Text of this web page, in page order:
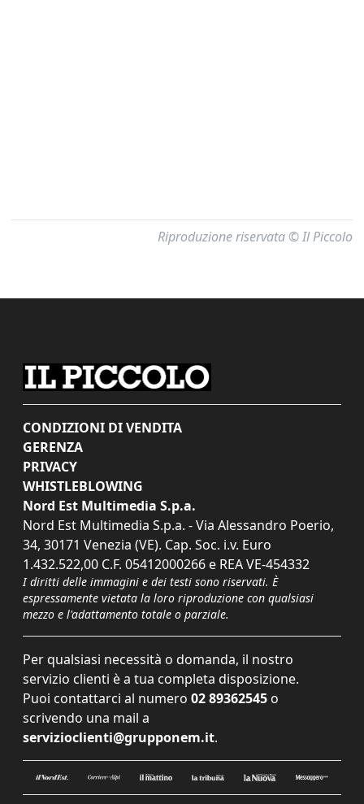
Riproduzione riservata © Il Piccolo
CONDIZIONI DI VENDITA
GERENZA
PRIVACY
WHISTLEBLOWING
Nord Est Multimedia S.p.a.
Nord Est Multimedia S.p.a. - Via Alessandro Poerio,
34, 30171 Venezia (VE). Cap. Soc. i.v. Euro
1.432.522,00 C.F. 05412000266 e REA VE-454332
I diritti delle immagini e dei testi sono riservati. È
espressamente vietata la loro riproduzione con qualsiasi
mezzo e l'adattamento totale o parziale.
Per qualsiasi necessità o domanda, il nostro
servizio clienti è a tua completa disposizione.
Puoi contattarci al numero 02 89362545 o
scrivendo una mail a
servizioclienti@grupponem.it.